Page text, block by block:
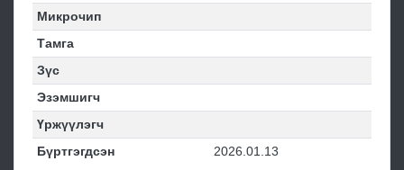
Микрочип
Тамга
Зүс
Эзэмшигч
Үржүүлэгч
Бүртгэгдсэн
2026.01.13